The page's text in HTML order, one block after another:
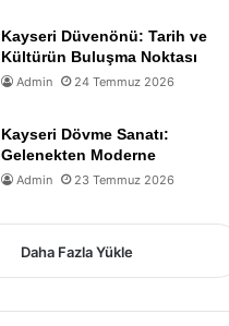
Kayseri Düvenönü: Tarih ve
Kültürün Buluşma Noktası
Admin 24 Temmuz 2026
Kayseri Dövme Sanatı:
Gelenekten Moderne
Admin 23 Temmuz 2026
Daha Fazla Yükle